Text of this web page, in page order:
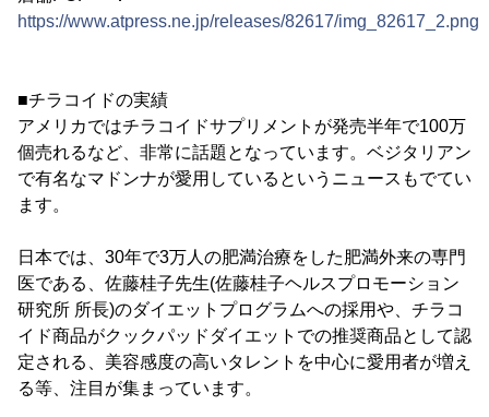
https://www.atpress.ne.jp/releases/82617/img_82617_2.png
■チラコイドの実績
アメリカではチラコイドサプリメントが発売半年で100万
個売れるなど、非常に話題となっています。ベジタリアン
で有名なマドンナが愛用しているというニュースもでてい
ます。
日本では、30年で3万人の肥満治療をした肥満外来の専門
医である、佐藤桂子先生(佐藤桂子ヘルスプロモーション
研究所 所長)のダイエットプログラムへの採用や、チラコ
イド商品がクックパッドダイエットでの推奨商品として認
定される、美容感度の高いタレントを中心に愛用者が増え
る等、注目が集まっています。